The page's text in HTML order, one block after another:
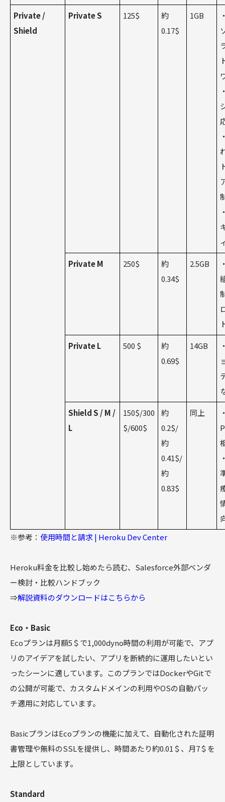
Private /
Shield
Private S 125$
約
0.17$
1GB
Private M 250$
約
0.34$
2.5GB
Private L 500 $
約
0.69$
14GB
Shield S / M /
L
150$/300
$/600$
約
0.2$/
約
0.41$/
約
0.83$
同上
※参考： 使用時間と請求 | Heroku Dev Center
Heroku料金を比較し始めたら読む、Salesforce外部ベンダ
ー検討・比較ハンドブック
⇒解説資料のダウンロードはこちらから
Eco・Basic
Ecoプランは月額5＄で1,000dyno時間の利用が可能で、アプ
リのアイデアを試したい、アプリを断続的に運用したいとい
ったシーンに適しています。このプランではDockerやGitで
の公開が可能で、カスタムドメインの利用やOSの自動パッ
チ適用に対応しています。
BasicプランはEcoプランの機能に加えて、自動化された証明
書管理や無料のSSLを提供し、時間あたり約0.01＄、月7＄を
上限としています。
Standard